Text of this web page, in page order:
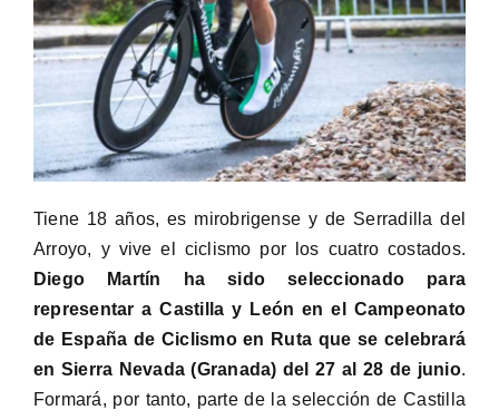
Tiene 18 años, es mirobrigense y de Serradilla del
Arroyo, y vive el ciclismo por los cuatro costados.
Diego Martín ha sido seleccionado para
representar a Castilla y León en el Campeonato
de España de Ciclismo en Ruta que se celebrará
en Sierra Nevada (Granada) del 27 al 28 de junio.
Formará, por tanto, parte de la selección de Castilla